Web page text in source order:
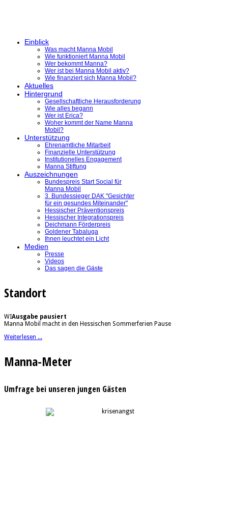
Einblick
Was macht Manna Mobil
Wie funktioniert Manna Mobil
Wer bekommt Manna?
Wer ist bei Manna Mobil aktiv?
Wie finanziert sich Manna Mobil?
Aktuelles
Hintergrund
Gesellschaftliche Herausforderung
Wie alles begann
Wer ist Erica?
Woher kommt der Name Manna
Mobil?
Unterstützung
Ehrenamtliche Mitarbeit
Finanzielle Unterstützung
Institutionelles Engagement
Manna Stiftung
Auszeichnungen
Bundespreis Start Social für
Manna Mobil
3. Bundessieger DAK "Gesichter
für ein gesundes Miteinander"
Hessischer Präventionspreis
Hessischer Integrationspreis
Deichmann Förderpreis
Goldener Tabaluga
Ihnen leuchtet ein Licht
Medien
Presse
Videos
Das sagen die Gäste
Standort
WIAusgabe pausiert
Manna Mobil macht in den Hessischen Sommerferien Pause
Weiterlesen ...
Manna-Meter
Umfrage bei unseren jungen Gästen